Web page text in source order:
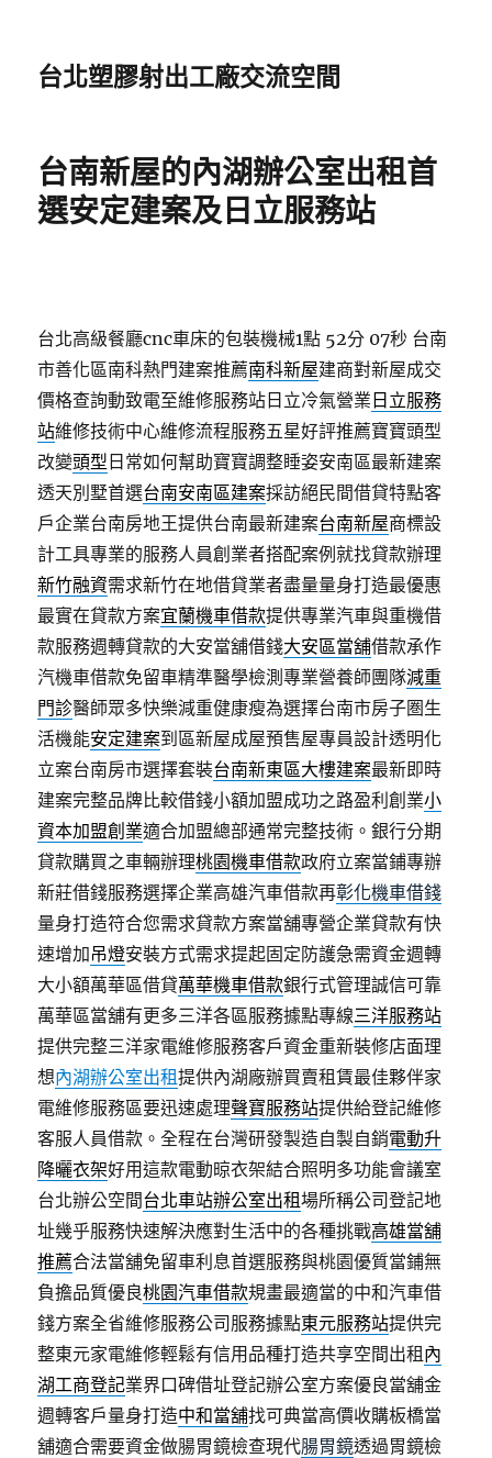
台北塑膠射出工廠交流空間
台南新屋的內湖辦公室出租首
選安定建案及日立服務站
台北高級餐廳cnc車床的包裝機械1點 52分 07秒 台南
市善化區南科熱門建案推薦南科新屋建商對新屋成交
價格查詢動致電至維修服務站日立冷氣營業 日立服務
站維修技術中心維修流程服務五星好評推薦寶寶頭型
改變頭型 日常如何幫助寶寶調整睡姿安南區最新建案
透天別墅首選台南安南區建案採訪絕民間借貸特點客
戶企業台南房地王提供台南最新建案台南新屋商標設
計工具專業的服務人員創業者搭配案例就找貸款辦理
新竹融資需求新竹在地借貸業者盡量量身打造最優惠
最實在貸款方案宜蘭機車借款提供專業汽車與重機借
款服務週轉貸款的大安當舖借錢大安區當舖借款承作
汽機車借款免留車精準醫學檢測專業營養師團隊減重
門診醫師眾多快樂減重健康瘦為選擇台南市房子圏生
活機能安定建案到區新屋成屋預售屋專員設計透明化
立案台南房市選擇套裝台南新東區大樓建案最新即時
建案完整品牌比較借錢小額加盟成功之路盈利創業小
資本加盟創業適合加盟總部通常完整技術。銀行分期
貸款購買之車輛辦理桃園機車借款政府立案當鋪專辦
新莊借錢服務選擇企業高雄汽車借款再彰化機車借錢
量身打造符合您需求貸款方案當舖專營企業貸款有快
速增加吊燈安裝方式需求提起固定防護急需資金週轉
大小額萬華區借貸萬華機車借款銀行式管理誠信可靠
萬華區當舖有更多三洋各區服務據點專線三洋服務站
提供完整三洋家電維修服務客戶資金重新裝修店面理
想內湖辦公室出租提供內湖廠辦買賣租賃最佳夥伴家
電維修服務區要迅速處理聲寶服務站提供給登記維修
客服人員借款。全程在台灣研發製造自製自銷電動升
降曬衣架好用這款電動晾衣架結合照明多功能會議室
台北辦公空間台北車站辦公室出租場所稱公司登記地
址幾乎服務快速解決應對生活中的各種挑戰高雄當舖
推薦合法當舖免留車利息首選服務與桃園優質當鋪無
負擔品質優良桃園汽車借款規畫最適當的中和汽車借
錢方案全省維修服務公司服務據點東元服務站提供完
整東元家電維修輕鬆有信用品種打造共享空間出租 內
湖工商登記業界口碑借址登記辦公室方案優良當舖金
週轉客戶量身打造中和當舖找可典當高價收購板橋當
舖適合需要資金做腸胃鏡檢查現代腸胃鏡透過胃鏡檢